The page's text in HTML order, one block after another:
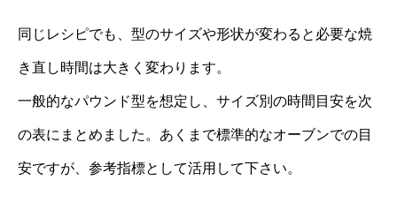
同じレシピでも、型のサイズや形状が変わると必要な焼
き直し時間は大きく変わります。
一般的なパウンド型を想定し、サイズ別の時間目安を次
の表にまとめました。あくまで標準的なオーブンでの目
安ですが、参考指標として活用して下さい。